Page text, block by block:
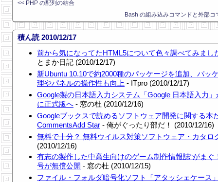
<< PHP の配列の結合
Bash の組み込みコマンドと外部コ
積ん読 2010/12/17
前から気になってたHTML5について色々調べてみまし
とまか日記 (2010/12/17)
新Ubuntu 10.10で約2000種のパッケージを追加、パッ
理やパネルの操作性も向上 - ITpro (2010/12/17)
Google製の日本語入力システム「Google 日本語入力」
に正式版へ - 窓の杜 (2010/12/16)
Googleブックスで読めるソフトウェア開発に関する本
CommentsAdd Star - 俺がぐったり部だ！ (2010/12/16)
無料で十分？ 無料ウイルス対策ソフトウェア・カタロ
(2010/12/16)
有志の製作した中高生向けのゲーム制作情報誌“がまぐ
号が無償公開 - 窓の杜 (2010/12/15)
ファイル・フォルダ暗号化ソフト「アタッシェケース